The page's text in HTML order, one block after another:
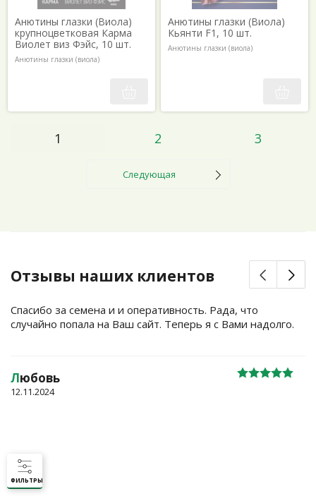
Анютины глазки (Виола)
крупноцветковая Карма
Виолет виз Фэйс, 10 шт.
Анютины глазки (виола)
Анютины глазки (Виола)
Кьянти F1, 10 шт.
Анютины глазки (виола)
1 2 3
Следующая
Отзывы наших клиентов
Спасибо за семена и и оперативность. Рада, что
случайно попала на Ваш сайт. Теперь я с Вами надолго.
Любовь
12.11.2024
ФИЛЬТРЫ